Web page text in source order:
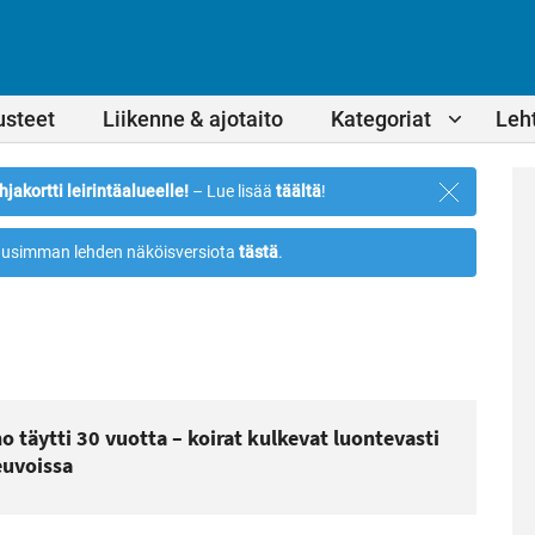
Liikenne & ajotaito Kategoriat
leirintäalueelle! – Lue lisää täältä!
Sulje
ilmoitus
lehden näköisversiota tästä.
täytti 30 vuotta – koirat kulkevat luontevasti